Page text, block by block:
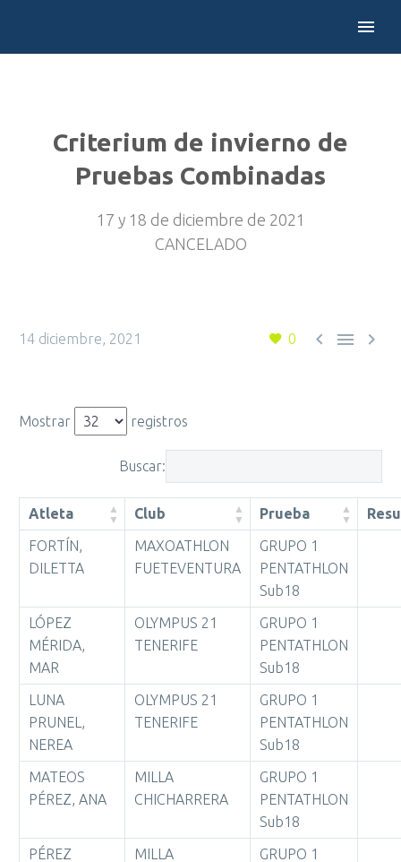
Criterium de invierno de
Pruebas Combinadas
17 y 18 de diciembre de 2021
CANCELADO
0   
14 diciembre, 2021
Mostrar registros
Buscar:
Atleta Club Prueba
FORTÍN,
DILETTA
MAXOATHLON
FUETEVENTURA
GRUPO 1
PENTATHLON
Sub18
LÓPEZ
MÉRIDA,
MAR
OLYMPUS 21
TENERIFE
GRUPO 1
PENTATHLON
Sub18
LUNA
PRUNEL,
NEREA
OLYMPUS 21
TENERIFE
GRUPO 1
PENTATHLON
Sub18
MATEOS
PÉREZ, ANA
MILLA
CHICHARRERA
GRUPO 1
PENTATHLON
Sub18
PÉREZ
MILLA
GRUPO 1